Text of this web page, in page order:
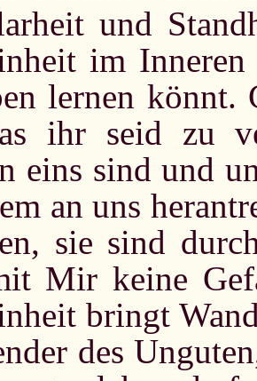
und
im
lernen könnt.
ihr seid zu
eins sind und
an uns
sie sind
Mir keine
bringt
des